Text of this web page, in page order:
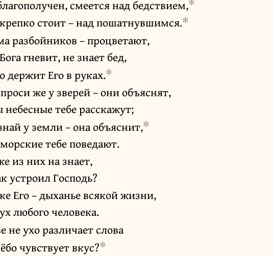
смеется над бедствием,
стоит – над пошатнувшимся.✻
разбойников – процветают,
гневит, не знает бед,
держит Его в руках.✻
же у зверей – они объяснят,
тебе расскажут;
у земли – она объяснит,✻
тебе поведают.
из них на знает,
устроил Господь?
Его – дыханье всякой жизни,
любого человека.
не ухо различает слова
чувствует вкус?✻